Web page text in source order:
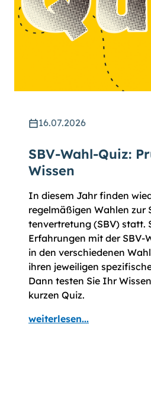
16.07.2026
SBV-Wahl-Quiz:
Wissen
In diesem Jahr finden
regelmäßigen Wahlen
ten­vertre­tung (SBV) statt.
Erfahrungen mit der SBV-
in den verschiedenen
ihren jeweiligen
Dann testen Sie Ihr
kurzen Quiz.
weiterlesen...